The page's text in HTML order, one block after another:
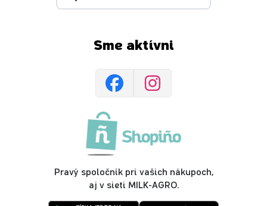
Sme aktívni
Pravý spoločník pri vašich nákupoch,
aj v sieti MILK-AGRO.